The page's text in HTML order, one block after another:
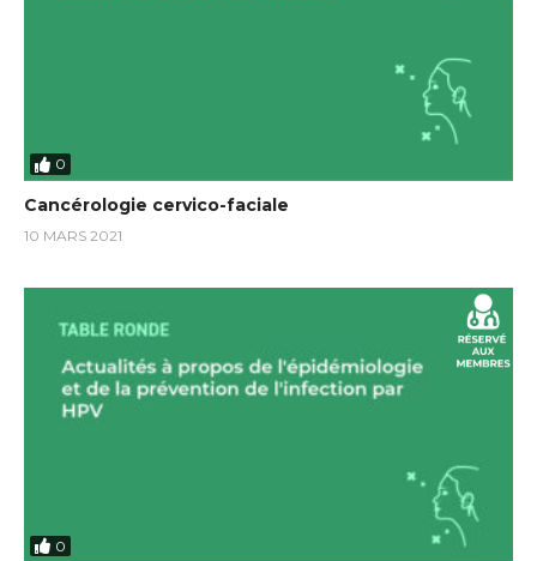
0
Cancérologie cervico-faciale
10 MARS 2021
0